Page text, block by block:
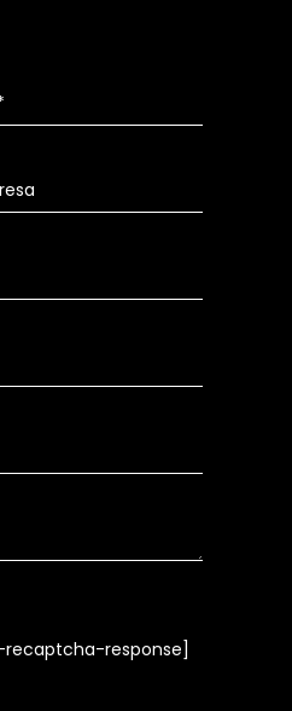
response]